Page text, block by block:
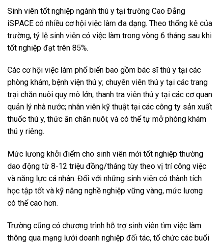
Sinh viên tốt nghiệp ngành thú y tại trường Cao Đẳng
iSPACE có nhiều cơ hội việc làm đa dạng. Theo thống kê của
trường, tỷ lệ sinh viên có việc làm trong vòng 6 tháng sau khi
tốt nghiệp đạt trên 85%.
Các cơ hội việc làm phổ biến bao gồm bác sĩ thú y tại các
phòng khám, bệnh viện thú y; chuyên viên thú y tại các trang
trại chăn nuôi quy mô lớn; thanh tra viên thú y tại các cơ quan
quản lý nhà nước; nhân viên kỹ thuật tại các công ty sản xuất
thuốc thú y, thức ăn chăn nuôi; và có thể tự mở phòng khám
thú y riêng.
Mức lương khởi điểm cho sinh viên mới tốt nghiệp thường
dao động từ 8-12 triệu đồng/tháng tùy theo vị trí công việc
và năng lực cá nhân. Đối với những sinh viên có thành tích
học tập tốt và kỹ năng nghề nghiệp vững vàng, mức lương
có thể cao hơn.
Trường cũng có chương trình hỗ trợ sinh viên tìm việc làm
thông qua mạng lưới doanh nghiệp đối tác, tổ chức các buổi